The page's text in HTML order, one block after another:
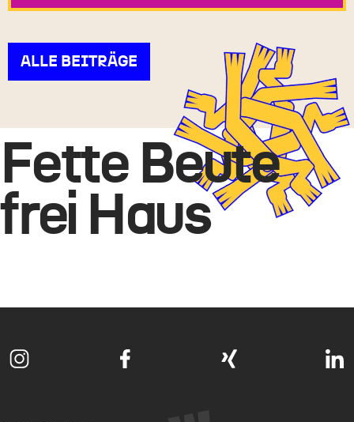
ALLE BEITRÄGE
Fette Beute
frei Haus